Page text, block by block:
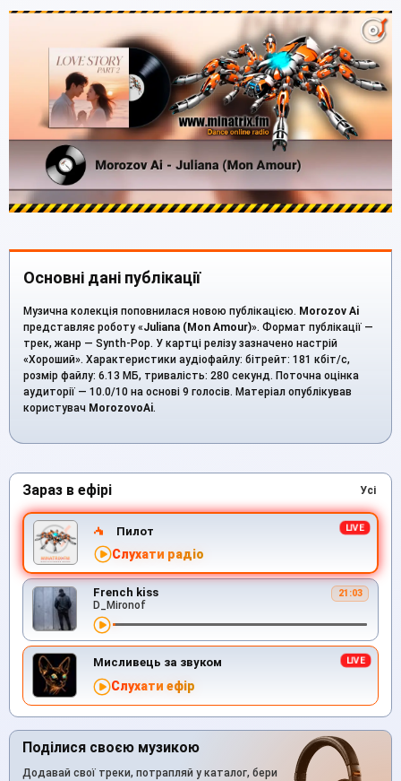
Основні дані публікації
Музична колекція поповнилася новою публікацією. Morozov Ai
представляє роботу «Juliana (Mon Amour)». Формат публікації —
трек, жанр — Synth-Pop. У картці релізу зазначено настрій
«Хороший». Характеристики аудіофайлу: бітрейт: 181 кбіт/с,
розмір файлу: 6.13 МБ, тривалість: 280 секунд. Поточна оцінка
аудиторії — 10.0/10 на основі 9 голосів. Матеріал опублікував
користувач MorozovoAi.
Зараз в ефірі Усі
Пилот
Слухати радіо
French kiss 21:03
D_Mironof
Мисливець за звуком
Слухати ефір
Поділися своєю музикою
Додавай свої треки, потрапляй у каталог, бери